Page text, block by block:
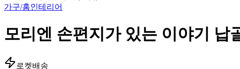
가구/홈인테리어
모리엔 손편지가 있는 이야기 납
로켓배송